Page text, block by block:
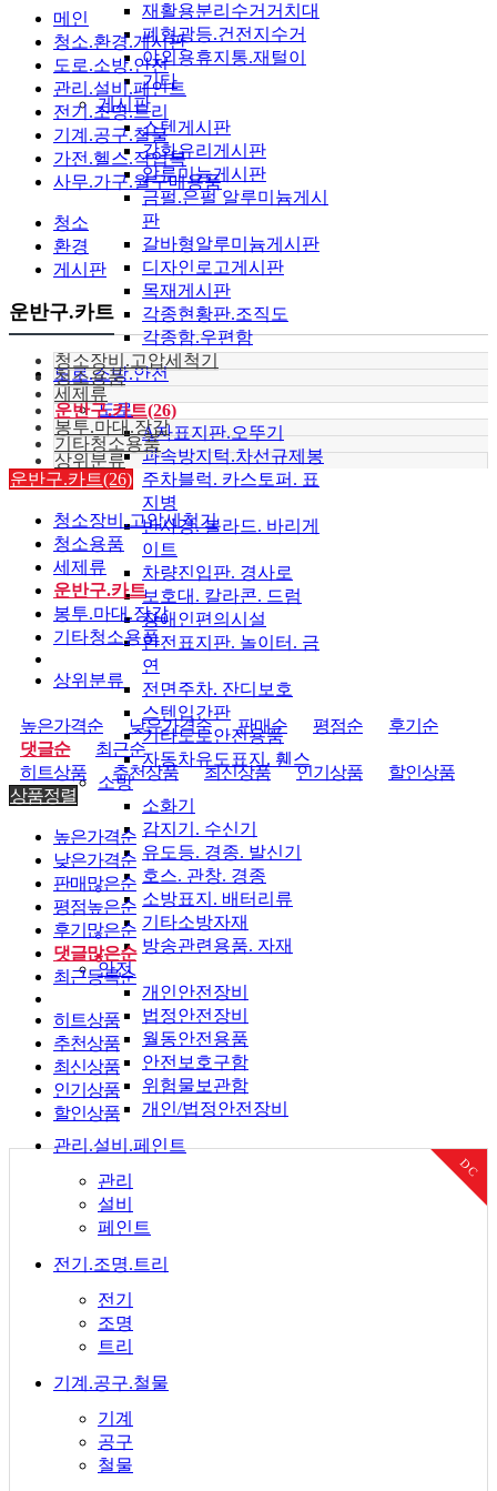
재활용분리수거거치대
폐형광등.건전지수거
야외용휴지통.재털이
기타
게시판
스텐게시판
강화유리게시판
알루미늄게시판
금펄.은펄 알루미늄게시
판
갈바형알루미늄게시판
디자인로고게시판
목재게시판
각종현황판.조직도
각종함.우편함
도로.소방.안전
도로
A자표지판.오뚜기
과속방지턱.차선규제봉
주차블럭. 카스토퍼. 표
지병
반사경. 볼라드. 바리게
이트
차량진입판. 경사로
보호대. 칼라콘. 드럼
장애인편의시설
안전표지판. 놀이터. 금
연
전면주차. 잔디보호
스텐입간판
기타도로안전용품
자동차유도표지. 휀스
소방
소화기
감지기. 수신기
유도등. 경종. 발신기
호스. 관창. 경종
소방표지. 배터리류
기타소방자재
방송관련용품. 자재
안전
개인안전장비
법정안전장비
월동안전용품
안전보호구함
위험물보관함
개인/법정안전장비
관리.설비.페인트
관리
설비
페인트
전기.조명.트리
전기
조명
트리
기계.공구.철물
기계
공구
철물
메인
청소.환경.게시판
도로.소방.안전
관리.설비.페인트
전기.조명.트리
기계.공구.철물
가전.헬스.작업복
사무.가구.월구매용품
청소
환경
게시판
운반구.카트
청소장비.고압세척기
청소용품
세제류
운반구.카트(26)
봉투.마대.장갑
기타청소용품
상위분류
운반구.카트(26)
청소장비.고압세척기
청소용품
세제류
운반구.카트
봉투.마대.장갑
기타청소용품
상위분류
높은가격순 낮은가격순 판매순 평점순
후기순
댓글순
최근순
히트상품
추천상품 최신상품 인기상품
할인상품
상품정렬
높은가격순
낮은가격순
판매많은순
평점높은순
후기많은순
댓글많은순
최근등록순
히트상품
추천상품
최신상품
인기상품
할인상품
DC